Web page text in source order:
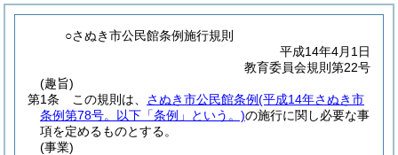
○さぬき市公民館条例施行規則
平成14年4月1日
教育委員会規則第22号
(趣旨)
第1条
この規則は、 さぬき市公民館条例(平成14年さぬき市
条例第78号。以下「条例」という。)の施行に関し必要な事
項を定めるものとする。
(事業)